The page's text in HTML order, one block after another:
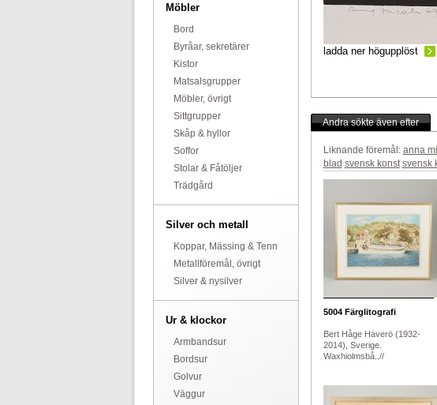
Möbler
Bord
Byråar, sekretärer
Kistor
Matsalsgrupper
Möbler, övrigt
Sittgrupper
Skåp & hyllor
Soffor
Stolar & Fåtöljer
Trädgård
Silver och metall
Koppar, Mässing & Tenn
Metallföremål, övrigt
Silver & nysilver
Ur & klockor
Armbandsur
Bordsur
Golvur
Väggur
ladda ner högupplöst
Andra sökte även efter
Liknande föremål: anna
blad svensk konst svensk
5004Färglitografi
Bert Håge Häverö (1932-
2014), Sverige.
Waxhiolmsbå..//